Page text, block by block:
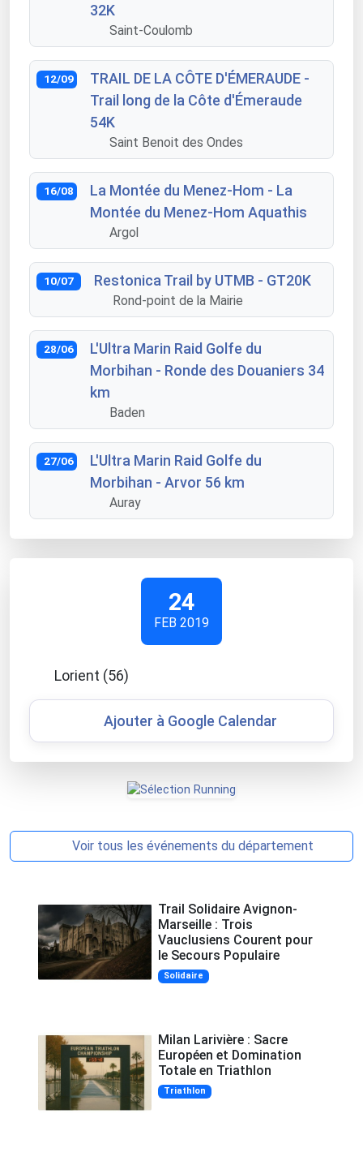
32K
Saint-Coulomb
12/09
TRAIL DE LA CÔTE D'ÉMERAUDE -
Trail long de la Côte d'Émeraude
54K
Saint Benoit des Ondes
16/08
La Montée du Menez-Hom - La
Montée du Menez-Hom Aquathis
Argol
10/07 Restonica Trail by UTMB - GT20K
Rond-point de la Mairie
28/06
L'Ultra Marin Raid Golfe du
Morbihan - Ronde des Douaniers 34
km
Baden
27/06
L'Ultra Marin Raid Golfe du
Morbihan - Arvor 56 km
Auray
24
FEB 2019
Lorient (56)
Ajouter à Google Calendar
Voir tous les événements du département
Trail Solidaire Avignon-
Marseille : Trois
Vauclusiens Courent pour
le Secours Populaire
Solidaire
Milan Larivière : Sacre
Européen et Domination
Totale en Triathlon
Triathlon